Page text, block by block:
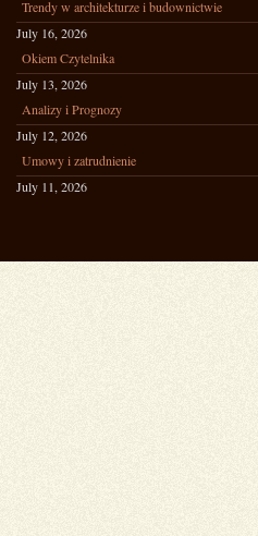
Trendy w architekturze i budownictwie
July 16, 2026
Okiem Czytelnika
July 13, 2026
Analizy i Prognozy
July 12, 2026
Umowy i zatrudnienie
July 11, 2026